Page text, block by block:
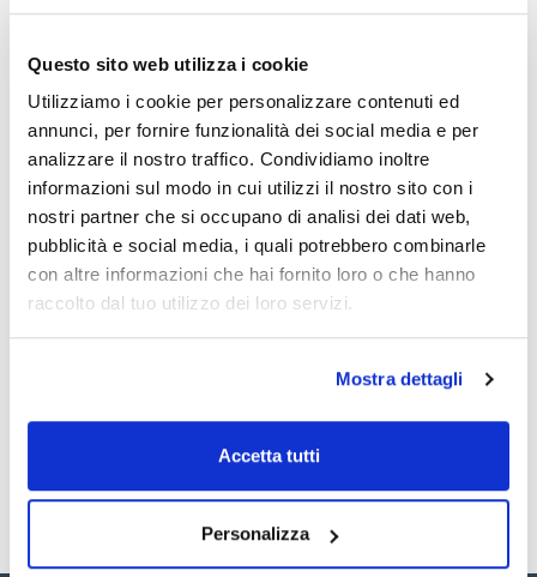
Questo sito web utilizza i cookie
Utilizziamo i cookie per personalizzare contenuti ed
annunci, per fornire funzionalità dei social media e per
analizzare il nostro traffico. Condividiamo inoltre
informazioni sul modo in cui utilizzi il nostro sito con i
nostri partner che si occupano di analisi dei dati web,
pubblicità e social media, i quali potrebbero combinarle
con altre informazioni che hai fornito loro o che hanno
raccolto dal tuo utilizzo dei loro servizi.
Mostra dettagli
Accetta tutti
Personalizza
Stampa pagina prodotto
Caratteristiche
Dimensioni esterne LxHxP (mm) : 304x609x304
Volume (l) : 56
Colore : Trasparente
Porta : Laterale
Cubicoli : 2
Vassoi : 4
Posizioni per vassoi : 10
Conf. (unità) : 1
Essiccatori progettati per proteggere, immagazzinare o
trasportare materiali sensibili prevenendone la
contaminazione.
con una carica leggermente positiva di N2.
- Tutte le unità sono impilabili;
- Igrometro incorporato.
Vedi di più
Documentazione tecnica
Registrati per i download
Registrati per i download